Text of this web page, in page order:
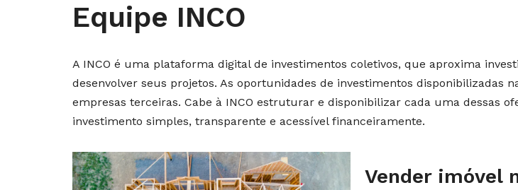
Equipe INCO
A INCO é uma plataforma digital de investimentos coletivos, que aproxima
desenvolver seus projetos. As oportunidades de investimentos disponibilizadas
empresas terceiras. Cabe à INCO estruturar e disponibilizar cada uma dessas
investimento simples, transparente e acessível financeiramente.
Vender imóvel